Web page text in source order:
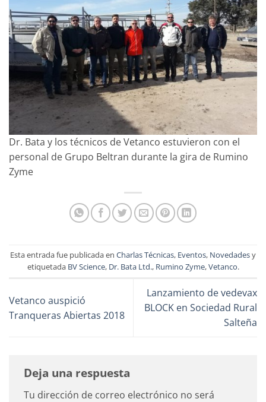
Dr. Bata y los técnicos de Vetanco estuvieron con el
personal de Grupo Beltran durante la gira de Rumino
Zyme
Esta entrada fue publicada en Charlas Técnicas, Eventos, Novedadesy
etiquetada BV Science, Dr. Bata Ltd., Rumino Zyme,Vetanco.
Vetanco auspició
Tranqueras Abiertas 2018
Lanzamiento de vedevax
BLOCK en Sociedad Rural
Salteña
Deja una respuesta
Tu dirección de correo electrónico no será